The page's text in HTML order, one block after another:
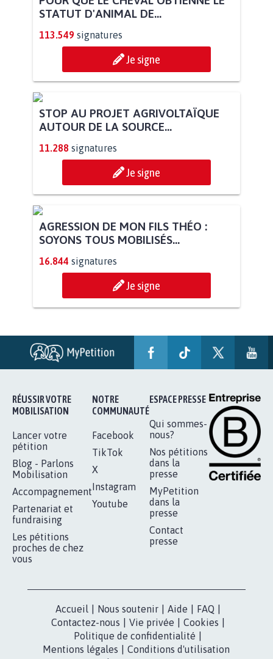
POUR QUE LE CHEVAL OBTIENNE LE
STATUT D'ANIMAL DE...
113.549 signatures
Je signe
STOP AU PROJET AGRIVOLTAÏQUE
AUTOUR DE LA SOURCE...
11.288 signatures
Je signe
AGRESSION DE MON FILS THÉO :
SOYONS TOUS MOBILISÉS...
Je signe
RÉUSSIR VOTRE
MOBILISATION
Lancer votre
pétition
Mobilisation
Accompagnement
Partenariat et
Les pétitions
Youtube
ESPACE PRESSE
Qui sommes-
nous?
presse
MyPetition
dans la
presse
Contact
presse